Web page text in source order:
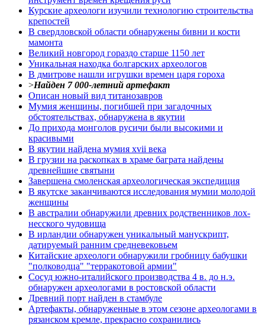
Курские археологи изучили технологию строительства
крепостей
В свердловской области обнаружены бивни и кости
мамонта
Великий новгород гораздо старше 1150 лет
Уникальная находка болгарских археологов
В дмитрове нашли игрушки времен царя гороха
>Найден 7 000-летний артефакт
Описан новый вид титанозавров
Мумия женщины, погибшей при загадочных
обстоятельствах, обнаружена в якутии
До прихода монголов русичи были высокими и
красивыми
В якутии найдена мумия xvii века
В грузии на раскопках в храме баграта найдены
древнейшие святыни
Завершена смоленская археологическая экспедиция
В якутске заканчиваются исследования мумии молодой
женщины
В австралии обнаружили древних родственников лох-
несского чудовища
В ирландии обнаружен уникальный манускрипт,
датируемый ранним средневековьем
Китайские археологи обнаружили гробницу бабушки
"полководца" "терракотовой армии"
Сосуд южно-италийского производства 4 в. до н.э.
обнаружен археологами в ростовской области
Древний порт найден в стамбуле
Артефакты, обнаруженные в этом сезоне археологами в
рязанском кремле, прекрасно сохранились